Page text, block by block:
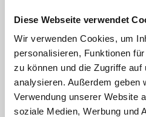
Diese Webseite verwendet
Wir verwenden Cookies, um
personalisieren, Funktionen
zu können und die Zugriffe auf
analysieren. Außerdem geben
Verwendung unserer Website
soziale Medien, Werbung und
CAFÈ ERSCHBAMER
chiuso apre alle 08:30
sabato
08:30 - 20:00
domenica
08:30 - 20:00
lunedì
chiuso
martedì
chiuso
T+39 338 7988110
peter.egger@rolmail.net